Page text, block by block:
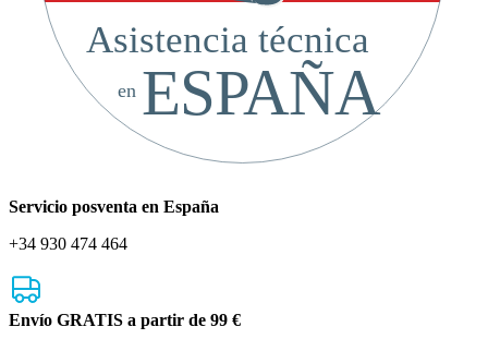
Asistencia técnica
ESPAÑA
en
Servicio posventa en España
+34 930 474 464
Envío GRATIS a partir de 99 €